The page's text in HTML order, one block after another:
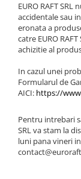
EURO RAFT
accidentale sau
eronata a
catre EURO
achizitie al
In cazul unei
Formularul de
AICI: https://
Pentru intrebari
SRL va stam la
luni pana vineri